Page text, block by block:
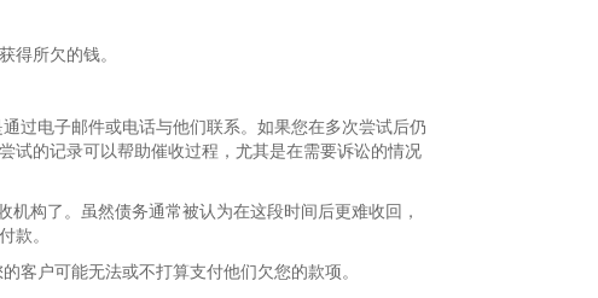
得所欠的钱。
过电子邮件或电话与他们联系。如果您在多次尝试后仍
试的记录可以帮助催收过程，尤其是在需要诉讼的情况
构了。虽然债务通常被认为在这段时间后更难收回，
款。
客户可能无法或不打算支付他们欠您的款项。